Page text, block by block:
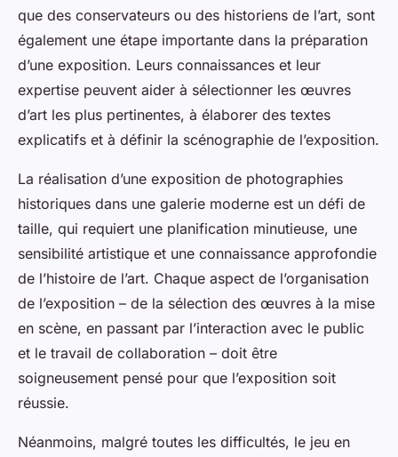
que des conservateurs ou des historiens de l’art, sont
également une étape importante dans la préparation
d’une exposition. Leurs connaissances et leur
expertise peuvent aider à sélectionner les œuvres
d’art les plus pertinentes, à élaborer des textes
explicatifs et à définir la scénographie de l’exposition.
La réalisation d’une exposition de photographies
historiques dans une galerie moderne est un défi de
taille, qui requiert une planification minutieuse, une
sensibilité artistique et une connaissance approfondie
de l’histoire de l’art. Chaque aspect de l’organisation
de l’exposition – de la sélection des œuvres à la mise
en scène, en passant par l’interaction avec le public
et le travail de collaboration – doit être
soigneusement pensé pour que l’exposition soit
réussie.
Néanmoins, malgré toutes les difficultés, le jeu en